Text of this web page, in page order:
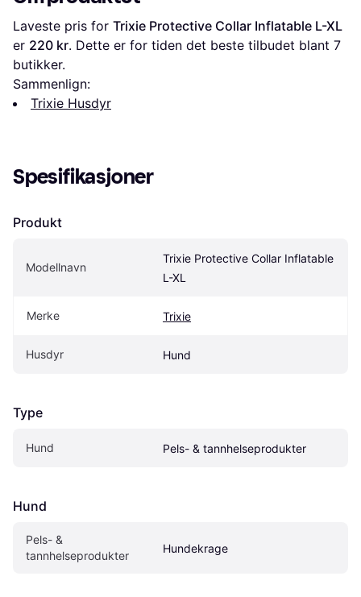
Laveste pris for Trixie Protective Collar Inflatable L-XL
er 220 kr. Dette er for tiden det beste tilbudet blant 7
butikker.
Sammenlign:
Trixie Husdyr
Spesifikasjoner
Produkt
Modellnavn
Trixie Protective Collar Inflatable
L-XL
Merke Trixie
Husdyr Hund
Type
Hund Pels- & tannhelseprodukter
Hund
Pels- &
tannhelseprodukter
Hundekrage